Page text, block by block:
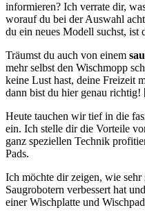
informieren? Ich verrate dir,
worauf du bei der Auswahl
du ein neues Modell suchst, ist
Träumst du auch von einem
mehr selbst den Wischmopp
keine Lust hast, deine Freizeit
dann bist du hier genau richtig!
Heute tauchen wir tief in die
ein. Ich stelle dir die Vorteile
ganz speziellen Technik
Pads.
Ich möchte dir zeigen, wie
Saugrobotern verbessert hat
einer Wischplatte und